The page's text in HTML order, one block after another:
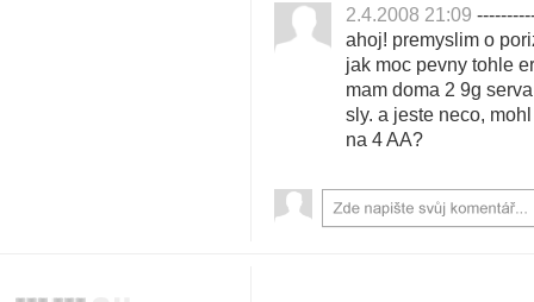
2.4.2008 21:09
ahoj! premyslim o
jak moc pevny tohle
mam doma 2 9g
sly. a jeste neco,
na 4 AA?